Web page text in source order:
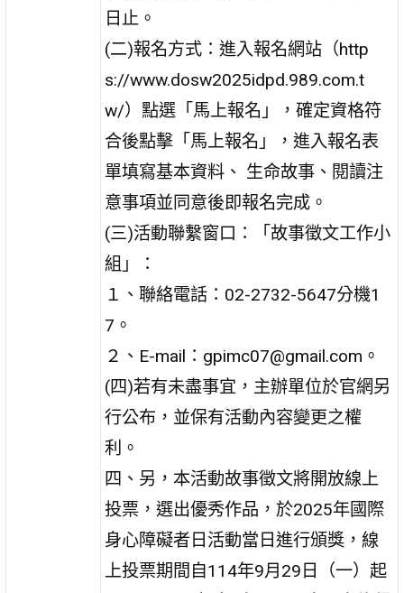
日止。
(二)報名方式：進入報名網站（http
s://www.dosw2025idpd.989.com.t
w/）點選「馬上報名」，確定資格符
合後點擊「馬上報名」，進入報名表
單填寫基本資料、 生命故事、閱讀注
意事項並同意後即報名完成。
(三)活動聯繫窗口：「故事徵文工作小
組」：
１、聯絡電話：02-2732-5647分機1
7。
２、E-mail：gpimc07@gmail.com。
(四)若有未盡事宜，主辦單位於官網另
行公布，並保有活動內容變更之權
利。
四、另，本活動故事徵文將開放線上
投票，選出優秀作品，於2025年國際
身心障礙者日活動當日進行頒獎，線
上投票期間自114年9月29日（一）起